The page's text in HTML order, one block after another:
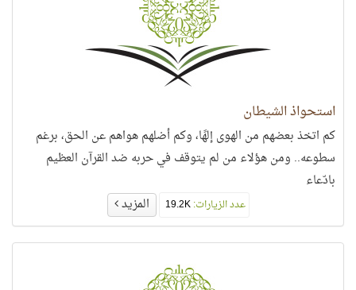
استحواذ الشيطان
كم اتخذ بعضهم من الهوى إلهًا، وكم أضلهم هواهم عن الحق، برغم
سطوعه.. ومن هؤلاء من لم يتوقف في حربه ضد القرآن العظيم
بادّعاء
عدد الزيارات:19.2K المزيد